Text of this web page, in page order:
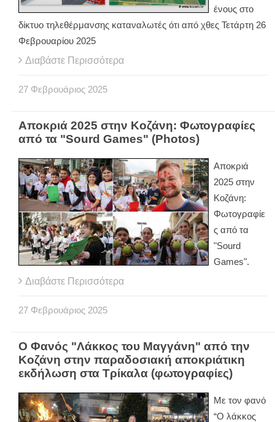
ένους στο
δίκτυο τηλεθέρμανσης καταναλωτές ότι από χθες Τετάρτη 26
Φεβρουαρίου 2025
Διαβάστε Περισσότερα
27 Φεβρουάριος 2025
Αποκριά 2025 στην Κοζάνη: Φωτογραφίες
από τα "Sourd Games" (Photos)
Αποκριά
2025 στην
Κοζάνη:
Φωτογραφίε
ς από τα
"Sourd
Games".
Διαβάστε Περισσότερα
27 Φεβρουάριος 2025
Ο Φανός "Λάκκος του Μαγγάνη" από την
Κοζάνη στην παραδοσιακή αποκριάτικη
εκδήλωση στα Τρίκαλα (φωτογραφίες)
Με τον φανό
“Ο λάκκος